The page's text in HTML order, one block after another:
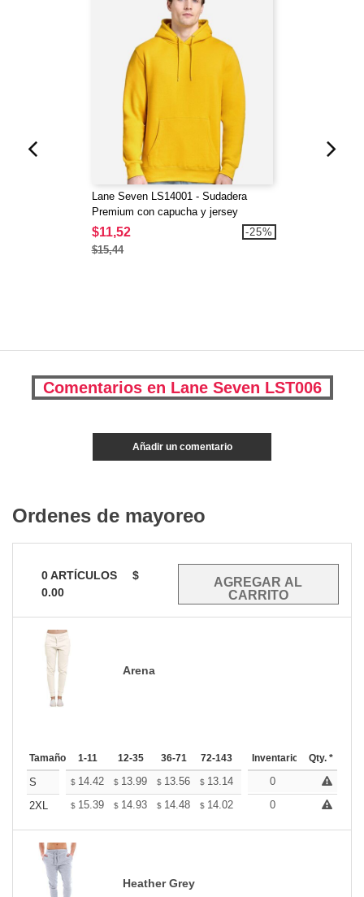
Lane Seven LS14001 - Sudadera
Premium con capucha y jersey
$11,52
$15,44
-25%
Comentarios en Lane Seven LST006
Añadir un comentario
Ordenes de mayoreo
0ARTÍCULOS
$
0.00
Arena
Tamaño 1-11 12-35 36-71 72-143 144-287 288 +
Inventario Qty. *
S $ 14.42 $ 13.99 $ 13.56 $ 13.14 12.71
0
2XL
$ 15.39 $ 14.93 $ 14.48 $ 14.02 13.57
0
Heather Grey